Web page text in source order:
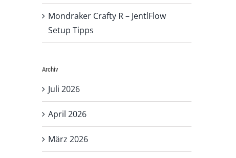
Mondraker Crafty R – JentlFlow
Setup Tipps
Archiv
Juli 2026
April 2026
März 2026